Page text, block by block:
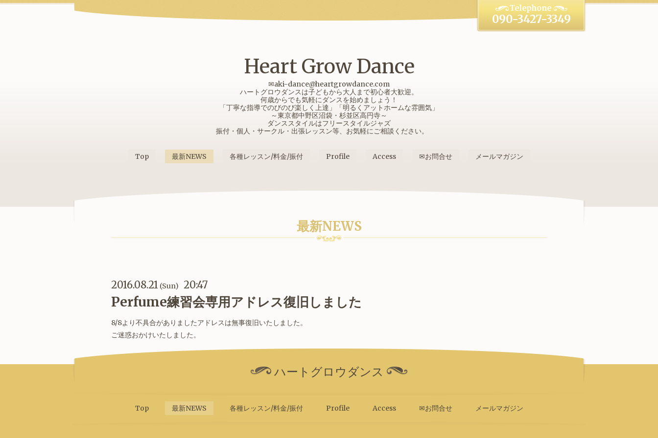
Heart Grow Dance
✉aki-dance@heartgrowdance.com
ハートグロウダンスは子どもから大人まで初心者大歓迎。
何歳からでも気軽にダンスを始めましょう！
「丁寧な指導でのびのび楽しく上達」「明るくアットホームな雰囲気」
～東京都中野区沼袋・杉並区高円寺～
ダンススタイルはフリースタイルジャズ
振付・個人・サークル・出張レッスン等、お気軽にご相談ください。
090-3427-3349
Top 最新NEWS 各種レッスン/料金/振付 Profile Access ✉お問合せ メールマガジン
最新NEWS
2016.08.21 (Sun) 20:47
Perfume練習会専用アドレス復旧しました
8/8より不具合がありましたアドレスは無事復旧いたしました。
ご迷惑おかけいたしました。
ハートグロウダンス
Top 最新NEWS 各種レッスン/料金/振付 Profile Access ✉お問合せ メールマガジン